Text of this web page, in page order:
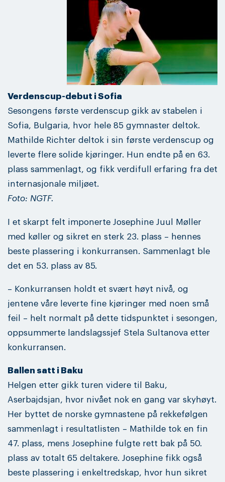
Verdenscup-debut i Sofia
Sesongens første verdenscup gikk av stabelen i
Sofia, Bulgaria, hvor hele 85 gymnaster deltok.
Mathilde Richter deltok i sin første verdenscup og
leverte flere solide kjøringer. Hun endte på en 63.
plass sammenlagt, og fikk verdifull erfaring fra det
internasjonale miljøet.
Foto: NGTF.
I et skarpt felt imponerte Josephine Juul Møller
med køller og sikret en sterk 23. plass – hennes
beste plassering i konkurransen. Sammenlagt ble
det en 53. plass av 85.
– Konkurransen holdt et svært høyt nivå, og
jentene våre leverte fine kjøringer med noen små
feil – helt normalt på dette tidspunktet i sesongen,
oppsummerte landslagssjef Stela Sultanova etter
konkurransen.
Ballen satt i Baku
Helgen etter gikk turen videre til Baku,
Aserbajdsjan, hvor nivået nok en gang var skyhøyt.
Her byttet de norske gymnastene på rekkefølgen
sammenlagt i resultatlisten – Mathilde tok en fin
47. plass, mens Josephine fulgte rett bak på 50.
plass av totalt 65 deltakere. Josephine fikk også
beste plassering i enkeltredskap, hvor hun sikret